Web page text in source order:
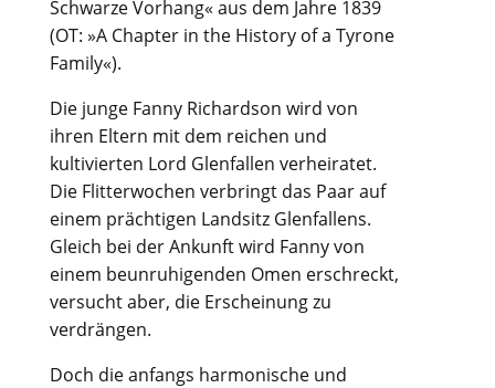
Schwarze Vorhang« aus dem Jahre 1839
(OT: »A Chapter in the History of a Tyrone
Family«).
Die junge Fanny Richardson wird von
ihren Eltern mit dem reichen und
kultivierten Lord Glenfallen verheiratet.
Die Flitterwochen verbringt das Paar auf
einem prächtigen Landsitz Glenfallens.
Gleich bei der Ankunft wird Fanny von
einem beunruhigenden Omen erschreckt,
versucht aber, die Erscheinung zu
verdrängen.
Doch die anfangs harmonische und